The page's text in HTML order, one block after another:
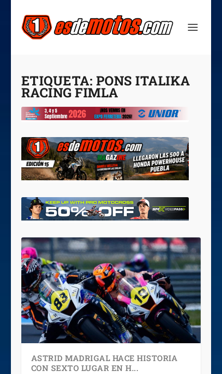
ETIQUETA: PONS ITALIKA
RACING FIMLA
ASTRID MADRIGAL HACE HISTORIA
CON SEXTO LUGAR EN H...